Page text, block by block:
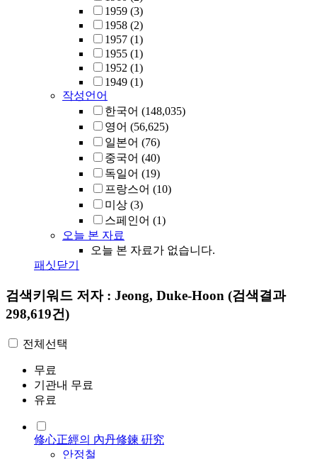
1959 (3)
1958 (2)
1957 (1)
1955 (1)
1952 (1)
1949 (1)
작성언어
한국어 (148,035)
영어 (56,625)
일본어 (76)
중국어 (40)
독일어 (19)
프랑스어 (10)
미상 (3)
스페인어 (1)
오늘 본 자료
오늘 본 자료가 없습니다.
패싯닫기
검색키워드 저자 : Jeong, Duke-Hoon (검색결과
298,619건)
전체선택
무료
기관내 무료
유료
修心正經의 內丹修鍊 硏究
안정철